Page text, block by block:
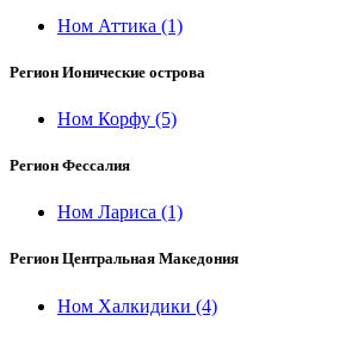
Ном Аттика (1)
Регион Ионические острова
Ном Корфу (5)
Регион Фессалия
Ном Лариса (1)
Регион Центральная Македония
Ном Халкидики (4)